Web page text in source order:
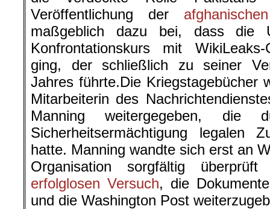
Veröffentlichung der
maßgeblich dazu bei, dass die
Konfrontationskurs mit
ging, der schließlich zu seiner
Jahres führte.Die Kriegstagebücher
Mitarbeiterin des
Manning weitergegeben, die
Sicherheitsermächtigung legalen
hatte. Manning wandte sich erst an
Organisation sorgfältig
erfolglosen Versuch, die
und die Washington Post